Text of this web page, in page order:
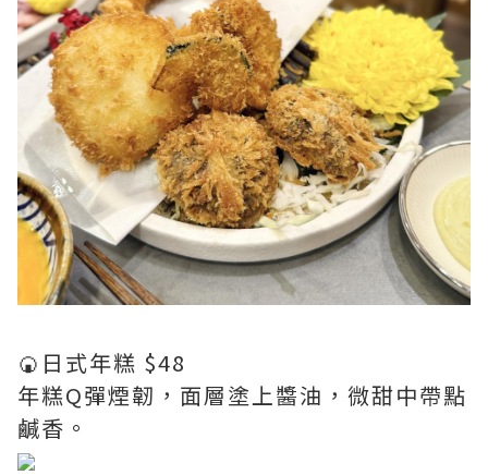
🍘日式年糕 $48
年糕Q彈煙韌，面層塗上醬油，微甜中帶點
鹹香。